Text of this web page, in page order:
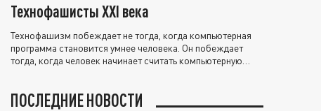
Технофашисты XXI века
Технофашизм побеждает не тогда, когда компьютерная
программа становится умнее человека. Он побеждает
тогда, когда человек начинает считать компьютерную
ПОСЛЕДНИЕ НОВОСТИ